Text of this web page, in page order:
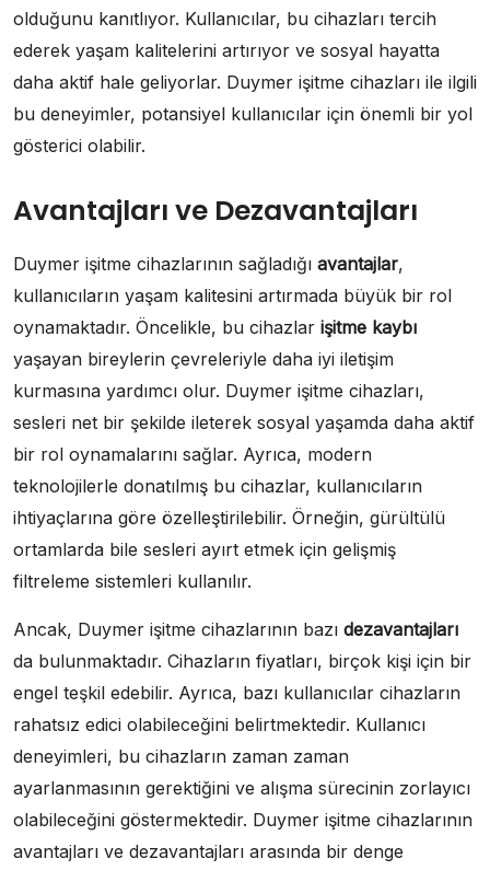
olduğunu kanıtlıyor. Kullanıcılar, bu cihazları tercih
ederek yaşam kalitelerini artırıyor ve sosyal hayatta
daha aktif hale geliyorlar. Duymer işitme cihazları ile ilgili
bu deneyimler, potansiyel kullanıcılar için önemli bir yol
gösterici olabilir.
Avantajları ve Dezavantajları
Duymer işitme cihazlarının sağladığı avantajlar,
kullanıcıların yaşam kalitesini artırmada büyük bir rol
oynamaktadır. Öncelikle, bu cihazlar işitme kaybı
yaşayan bireylerin çevreleriyle daha iyi iletişim
kurmasına yardımcı olur. Duymer işitme cihazları,
sesleri net bir şekilde ileterek sosyal yaşamda daha aktif
bir rol oynamalarını sağlar. Ayrıca, modern
teknolojilerle donatılmış bu cihazlar, kullanıcıların
ihtiyaçlarına göre özelleştirilebilir. Örneğin, gürültülü
ortamlarda bile sesleri ayırt etmek için gelişmiş
filtreleme sistemleri kullanılır.
Ancak, Duymer işitme cihazlarının bazı dezavantajları
da bulunmaktadır. Cihazların fiyatları, birçok kişi için bir
engel teşkil edebilir. Ayrıca, bazı kullanıcılar cihazların
rahatsız edici olabileceğini belirtmektedir. Kullanıcı
deneyimleri, bu cihazların zaman zaman
ayarlanmasının gerektiğini ve alışma sürecinin zorlayıcı
olabileceğini göstermektedir. Duymer işitme cihazlarının
avantajları ve dezavantajları arasında bir denge